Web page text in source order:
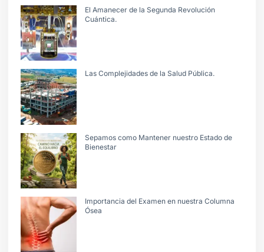
El Amanecer de la Segunda Revolución
Cuántica.
Las Complejidades de la Salud Pública.
Sepamos como Mantener nuestro Estado de
Bienestar
Importancia del Examen en nuestra Columna
Ósea